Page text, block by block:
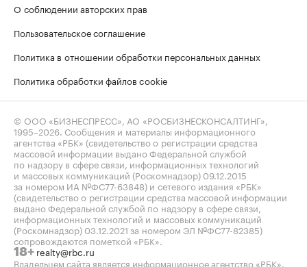
О соблюдении авторских прав
Пользовательское соглашение
Политика в отношении обработки персональных данных
Политика обработки файлов cookie
© ООО «БИЗНЕСПРЕСС», АО «РОСБИЗНЕСКОНСАЛТИНГ»,
1995–2026 . Сообщения и материалы информационного
агентства «РБК» (свидетельство о регистрации средства
массовой информации выдано Федеральной службой
по надзору в сфере связи, информационных технологий
и массовых коммуникаций (Роскомнадзор) 09.12.2015
за номером ИА №ФС77-63848) и сетевого издания «РБК»
(свидетельство о регистрации средства массовой информации
выдано Федеральной службой по надзору в сфере связи,
информационных технологий и массовых коммуникаций
(Роскомнадзор) 03.12.2021 за номером ЭЛ №ФС77-82385)
сопровождаются пометкой «РБК».
18+ realty@rbc.ru
Владельцем сайта является информационное агентство «РБК».